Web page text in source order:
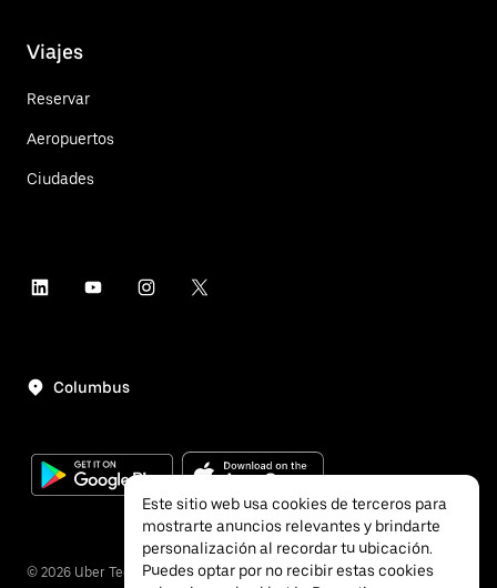
Viajes
Reservar
Aeropuertos
Ciudades
Columbus
© 2026 Uber Technologies, Inc.
Este sitio web usa cookies de terceros para
mostrarte anuncios relevantes y brindarte
personalización al recordar tu ubicación.
Puedes optar por no recibir estas cookies